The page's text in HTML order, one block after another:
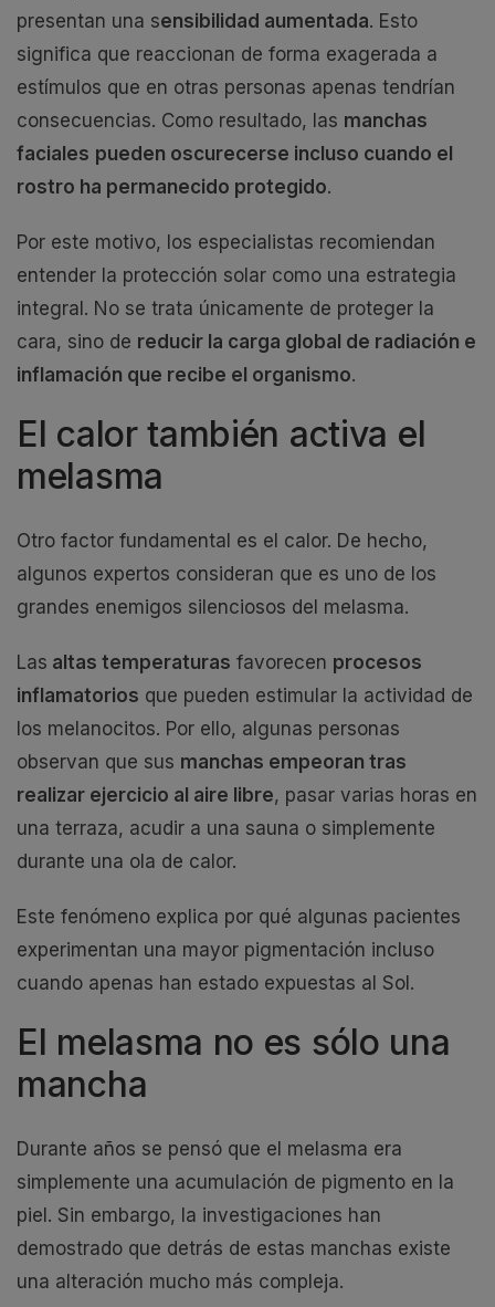
presentan una sensibilidad aumentada. Esto
significa que reaccionan de forma exagerada a
estímulos que en otras personas apenas tendrían
consecuencias. Como resultado, las manchas
faciales pueden oscurecerse incluso cuando el
rostro ha permanecido protegido.
Por este motivo, los especialistas recomiendan
entender la protección solar como una estrategia
integral. No se trata únicamente de proteger la
cara, sino de reducir la carga global de radiación e
inflamación que recibe el organismo.
El calor también activa el
melasma
Otro factor fundamental es el calor. De hecho,
algunos expertos consideran que es uno de los
grandes enemigos silenciosos del melasma.
Las altas temperaturas favorecen procesos
inflamatorios que pueden estimular la actividad de
los melanocitos. Por ello, algunas personas
observan que sus manchas empeoran tras
realizar ejercicio al aire libre, pasar varias horas en
una terraza, acudir a una sauna o simplemente
durante una ola de calor.
Este fenómeno explica por qué algunas pacientes
experimentan una mayor pigmentación incluso
cuando apenas han estado expuestas al Sol.
El melasma no es sólo una
mancha
Durante años se pensó que el melasma era
simplemente una acumulación de pigmento en la
piel. Sin embargo, la investigaciones han
demostrado que detrás de estas manchas existe
una alteración mucho más compleja.